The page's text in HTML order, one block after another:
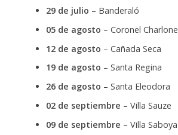
29 de julio – Banderaló
05 de agosto – Coronel Charlone
12 de agosto – Cañada Seca
19 de agosto – Santa Regina
26 de agosto – Santa Eleodora
02 de septiembre – Villa Sauze
09 de septiembre – Villa Saboya